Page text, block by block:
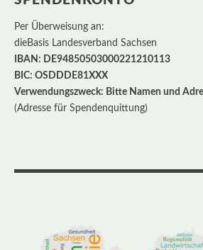
Per Überweisung an:
dieBasis Landesverband Sachsen
IBAN: DE94850503000221210113
BIC: OSDDDE81XXX
Verwendungszweck: Bitte Namen und
(Adresse für Spendenquittung)